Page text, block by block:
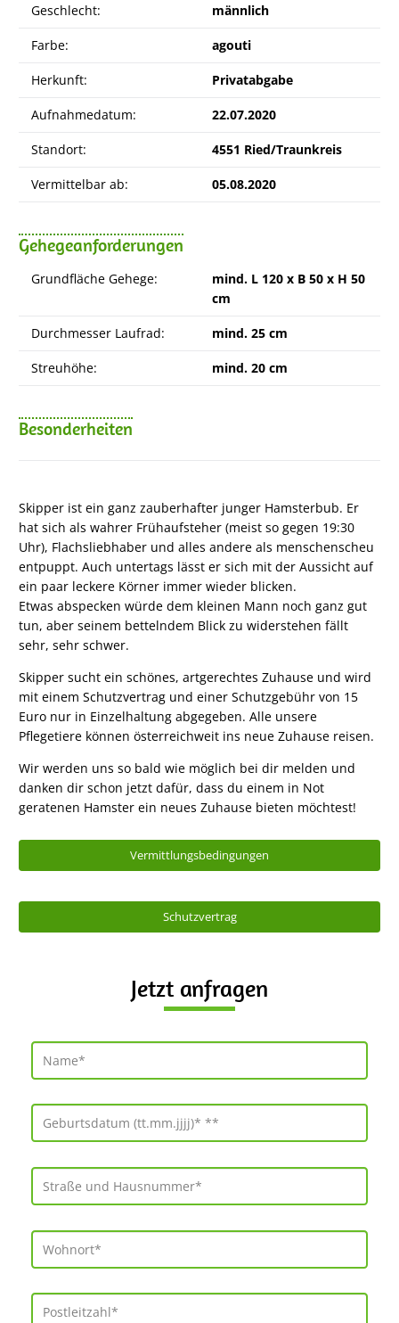
Geschlecht: männlich
Farbe: agouti
Herkunft: Privatabgabe
Aufnahmedatum: 22.07.2020
Standort: 4551 Ried/Traunkreis
Vermittelbar ab: 05.08.2020
Gehegeanforderungen
Grundfläche Gehege:
mind. L 120 x B 50 x H 50
cm
Durchmesser Laufrad: mind. 25 cm
Streuhöhe: mind. 20 cm
Besonderheiten
Skipper ist ein ganz zauberhafter junger Hamsterbub. Er
hat sich als wahrer Frühaufsteher (meist so gegen 19:30
Uhr), Flachsliebhaber und alles andere als menschenscheu
entpuppt. Auch untertags lässt er sich mit der Aussicht auf
ein paar leckere Körner immer wieder blicken.
Etwas abspecken würde dem kleinen Mann noch ganz gut
tun, aber seinem bettelndem Blick zu widerstehen fällt
sehr, sehr schwer.
Skipper sucht ein schönes, artgerechtes Zuhause und wird
mit einem Schutzvertrag und einer Schutzgebühr von 15
Euro nur in Einzelhaltung abgegeben. Alle unsere
Pflegetiere können österreichweit ins neue Zuhause reisen.
Wir werden uns so bald wie möglich bei dir melden und
danken dir schon jetzt dafür, dass du einem in Not
geratenen Hamster ein neues Zuhause bieten möchtest!
Vermittlungsbedingungen
Schutzvertrag
Jetzt anfragen